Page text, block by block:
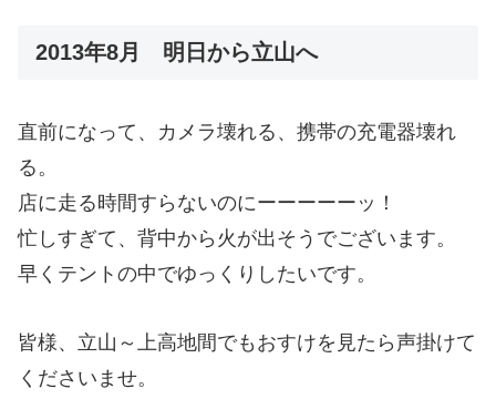
2013年8月 明日から立山へ
直前になって、カメラ壊れる、携帯の充電器壊れ
る。
店に走る時間すらないのにーーーーーッ！
忙しすぎて、背中から火が出そうでございます。
早くテントの中でゆっくりしたいです。
皆様、立山～上高地間でもおすけを見たら声掛けて
くださいませ。